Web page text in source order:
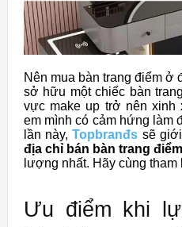
Nên mua bàn trang điểm ở
sở hữu một chiếc bàn
vực make up trở nên xinh
em mình có cảm hứng làm
lần này,Topbranđs sẽ
địa chỉ bán bàn trang
lượng nhất. Hãy cùng tham
Ưu điểm khi